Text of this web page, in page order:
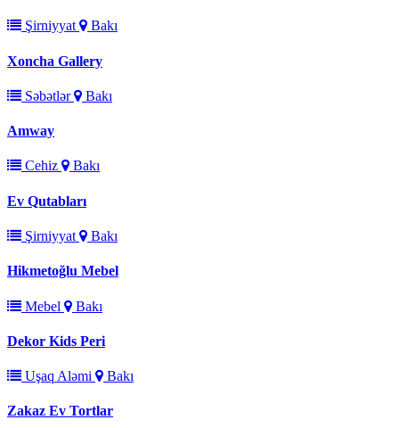
Şirniyyat Bakı
Xoncha Gallery
Səbətlər Bakı
Amway
Cehiz Bakı
Ev Qutabları
Şirniyyat Bakı
Hikmetoğlu Mebel
Mebel Bakı
Dekor Kids Peri
Uşaq Aləmi Bakı
Zakaz Ev Tortlar